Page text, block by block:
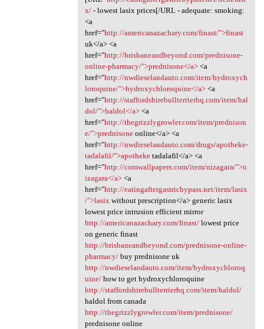
x/- lowest lasix prices[/URL - adequate: smoking:
<a
href="http://americanazachary.com/finast/">finast
uk</a> <a
href="http://brisbaneandbeyond.com/prednisone-
online-pharmacy/">prednisone</a><a
href="http://nwdieselandauto.com/item/hydroxych
loroquine/">hydroxychloroquine</a><a
href="http://staffordshirebullterrierhq.com/item/hal
dol/">haldol</a><a
href="http://thegrizzlygrowler.com/item/prednison
e/">prednisoneonline</a> <a
href="http://nwdieselandauto.com/drugs/apotheke-
tadalafil/">apotheketadalafil</a> <a
href="http://comwallpapers.com/item/nizagara/">n
izagara</a><a
href="http://eatingaftergastricbypass.net/item/lasix
/">lasix without prescription</a> generic lasix
lowest price intrusion efficient mirror
http://americanazachary.com/finast/lowest price
on generic finast
http://brisbaneandbeyond.com/prednisone-online-
pharmacy/buy prednisone uk
http://nwdieselandauto.com/item/hydroxychloroq
uine/how to get hydroxychloroquine
http://staffordshirebullterrierhq.com/item/haldol/
haldol from canada
http://thegrizzlygrowler.com/item/prednisone/
prednisone online